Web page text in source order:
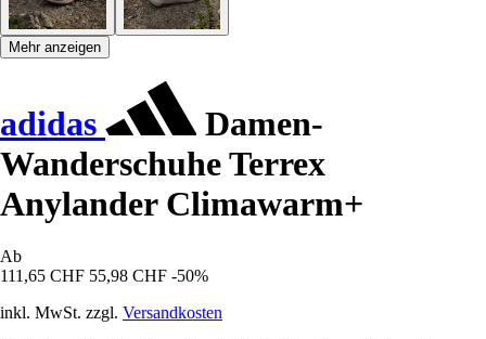
Mehr anzeigen
adidas
Damen-
Wanderschuhe Terrex
Anylander Climawarm+
Ab
111,65 CHF 55,98 CHF -50%
inkl. MwSt. zzgl. Versandkosten